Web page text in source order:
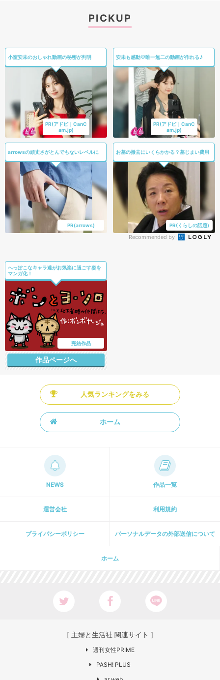
PICKUP
小室安未のおしゃれ動画の秘密が判明
PR(アドビ｜CanC
am.jp)
安未も感動♡唯一無二の動画が作れる♪
PR(アドビ｜CanC
am.jp)
arrowsの頑丈さがとんでもないレベルに
PR(arrows)
お墓の撤去にいくらかかる？墓じまい費用
PR(くらしの話題)
Recommended by
へっぽこなキャラ達がお気楽に過ごす姿を
マンガ化！
完結作品
作品ページへ
人気ランキングをみる
ホーム
NEWS 作品一覧
運営会社 利用規約
プライパシーポリシー パーソナルデータの外部送信について
ホーム
[ 主婦と生活社 関連サイト ]
週刊女性PRIME
PASH! PLUS